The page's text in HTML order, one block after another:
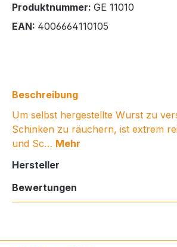
Produktnummer: GE 11010
EAN: 4006664110105
Beschreibung
Um selbst hergestellte Wurst zu
Schinken zu räuchern, ist extrem
und Sc… Mehr
Hersteller
Bewertungen